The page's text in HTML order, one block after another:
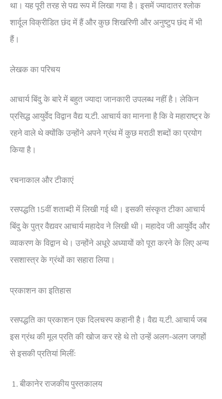
था। यह पूरी तरह से पद्य रूप में लिखा गया है। इसमें ज्यादातर श्लोक
शार्दूल विक्रीडित छंद में हैं और कुछ शिखरिणी और अनुष्टुप छंद में भी
हैं।
लेखक का परिचय
आचार्य बिंदु के बारे में बहुत ज्यादा जानकारी उपलब्ध नहीं है। लेकिन
प्रसिद्ध आयुर्वेद विद्वान वैद्य य.टी. आचार्य का मानना है कि वे महाराष्ट्र के
रहने वाले थे क्योंकि उन्होंने अपने ग्रंथ में कुछ मराठी शब्दों का प्रयोग
किया है।
रचनाकाल और टीकाएं
रसपद्धति 15वीं शताब्दी में लिखी गई थी। इसकी संस्कृत टीका आचार्य
बिंदु के पुत्र वैद्यवर आचार्य महादेव ने लिखी थी। महादेव जी आयुर्वेद और
व्याकरण के विद्वान थे। उन्होंने अधूरे अध्यायों को पूरा करने के लिए अन्य
रसशास्त्र के ग्रंथों का सहारा लिया।
प्रकाशन का इतिहास
रसपद्धति का प्रकाशन एक दिलचस्प कहानी है। वैद्य य.टी. आचार्य जब
इस ग्रंथ की मूल प्रति की खोज कर रहे थे तो उन्हें अलग-अलग जगहों
से इसकी प्रतियां मिलीं:
बीकानेर राजकीय पुस्तकालय